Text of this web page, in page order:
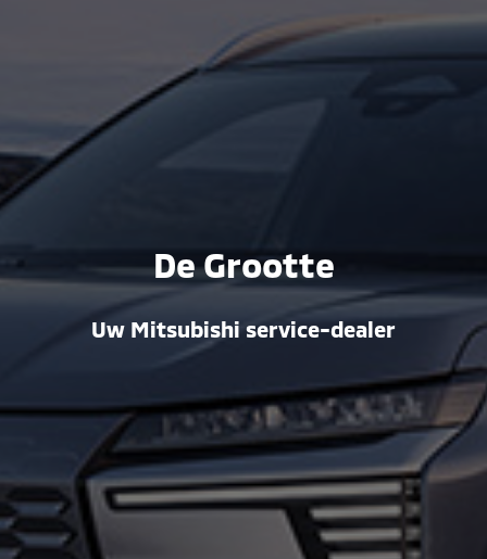
De Grootte
Uw Mitsubishi service-dealer